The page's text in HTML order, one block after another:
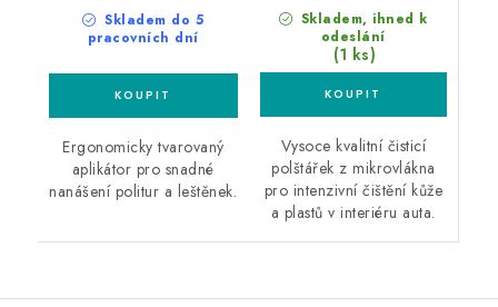
Skladem do 5
pracovních dní
Ergonomicky tvarovaný
aplikátor pro snadné
nanášení politur a leštěnek.
Skladem, ihned k
odeslání
(1 ks)
Vysoce kvalitní čisticí
polštářek z mikrovlákna
pro intenzivní čištění kůže
a plastů v interiéru auta.